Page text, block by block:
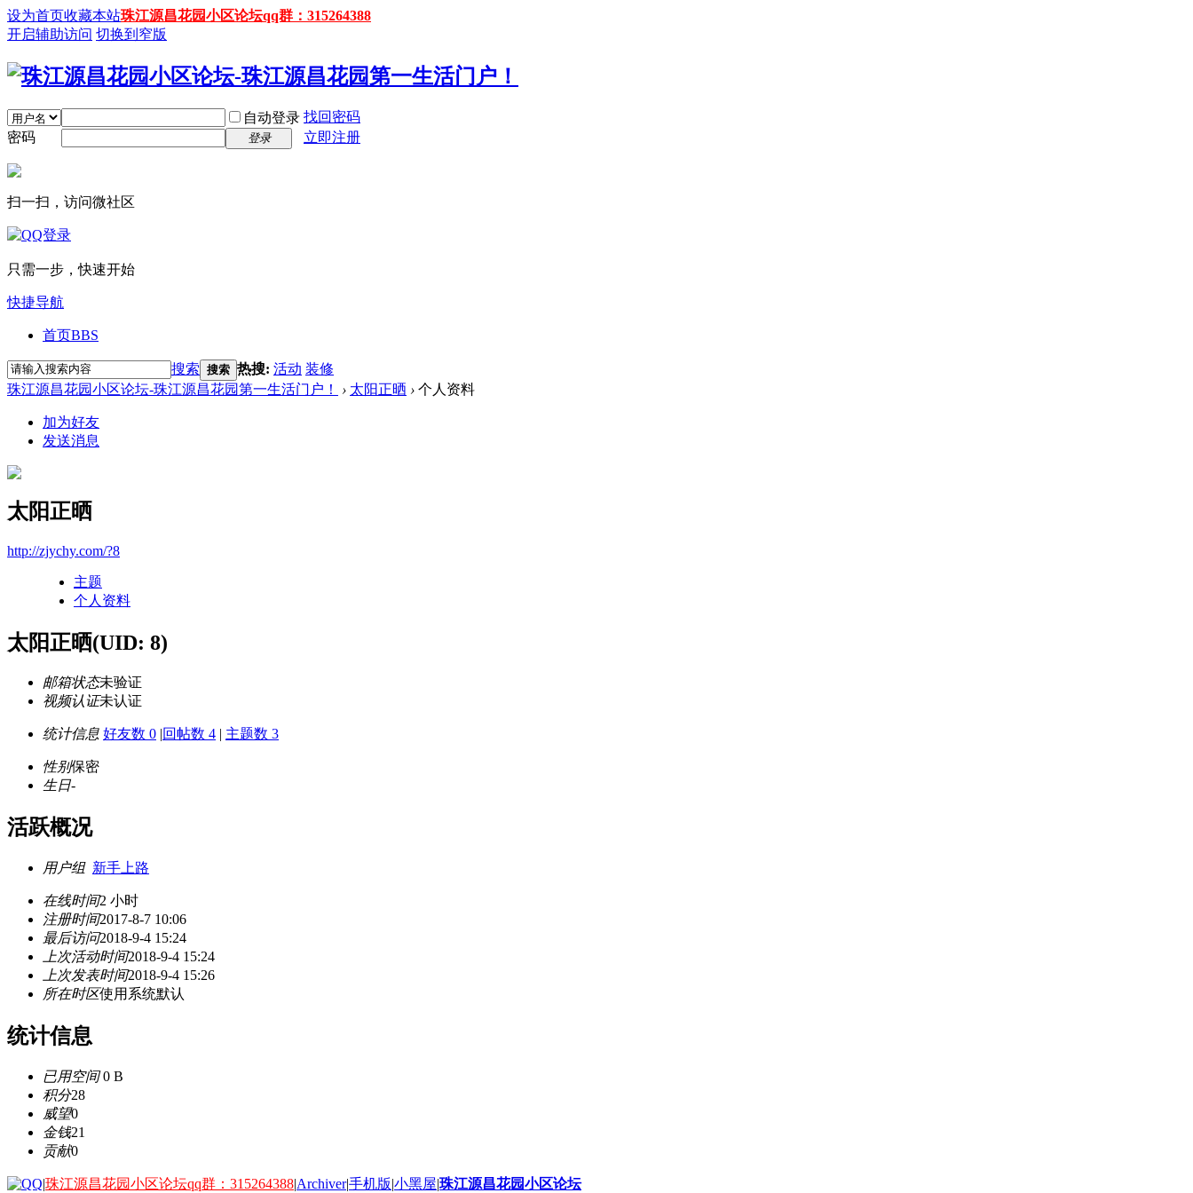
设为首页收藏本站珠江源昌花园小区论坛qq群：315264388
开启辅助访问 切换到窄版
自动登录 找回密码
密码
登录 立即注册
扫一扫，访问微社区
只需一步，快速开始
快捷导航
首页BBS
搜索 搜索 热搜: 活动 装修
珠江源昌花园小区论坛-珠江源昌花园第一生活门户！
› 太阳正晒 › 个人资料
加为好友
发送消息
太阳正晒
http://zjychy.com/?8
主题
个人资料
太阳正晒(UID: 8)
邮箱状态未验证
视频认证未认证
统计信息 好友数 0 |回帖数 4 | 主题数 3
性别保密
生日-
活跃概况
用户组 新手上路
在线时间2 小时
注册时间2017-8-7 10:06
最后访问2018-9-4 15:24
上次活动时间2018-9-4 15:24
上次发表时间2018-9-4 15:26
所在时区使用系统默认
统计信息
已用空间0 B
积分28
威望0
金钱21
贡献0
|珠江源昌花园小区论坛qq群：315264388|Archiver|手机版|小黑屋|珠江源昌花园小区论坛